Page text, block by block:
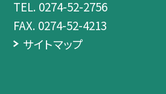
TEL. 0274-52-2756
FAX. 0274-52-4213
サイトマップ